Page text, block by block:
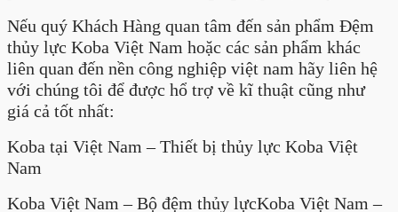
Nếu quý Khách Hàng quan tâm đến sản phẩm Đệm
thủy lực Koba Việt Nam hoặc các sản phẩm khác
liên quan đến nền công nghiệp việt nam hãy liên hệ
với chúng tôi để được hổ trợ về kĩ thuật cũng như
giá cả tốt nhất:
Koba tại Việt Nam – Thiết bị thủy lực Koba Việt
Nam
Koba Việt Nam – Bộ đệm thủy lựcKoba Việt Nam –